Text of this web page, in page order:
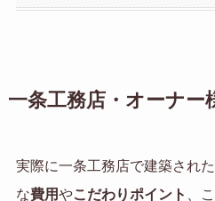
一条工務店・オーナー
実際に一条工務店で建築され
な費用やこだわりポイント 、